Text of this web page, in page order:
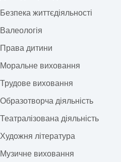
Безпека життєдіяльності
Валеологія
Права дитини
Моральне виховання
Трудове виховання
Образотворча діяльність
Театралізована діяльність
Художня література
Музичне виховання